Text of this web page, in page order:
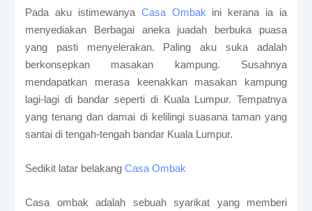
Pada aku istimewanya Casa Ombak ini kerana ia ia
menyediakan Berbagai aneka juadah berbuka puasa
yang pasti menyelerakan. Paling aku suka adalah
berkonsepkan masakan kampung. Susahnya
mendapatkan merasa keenakkan masakan kampung
lagi-lagi di bandar seperti di Kuala Lumpur. Tempatnya
yang tenang dan damai di kelilingi suasana taman yang
santai di tengah-tengah bandar Kuala Lumpur.
Sedikit latar belakang Casa Ombak
Casa ombak adalah sebuah syarikat yang memberi